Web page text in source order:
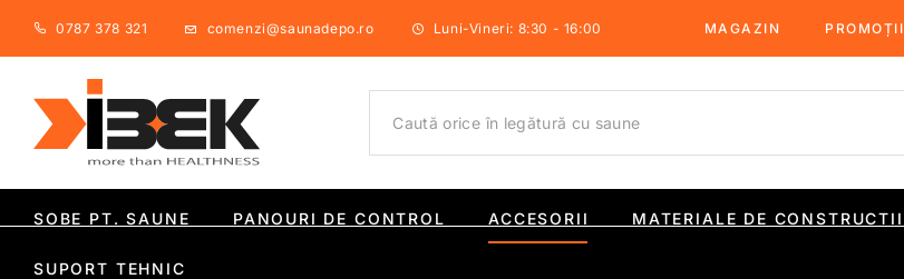
0787 378 321 comenzi@saunadepo.ro Luni-Vineri: 8:30 - 16:00 MAGAZIN PROMOȚII
SOBE PT. SAUNE PANOURI DE CONTROL ACCESORII MATERIALE DE CONSTRUCTII
SUPORT TEHNIC